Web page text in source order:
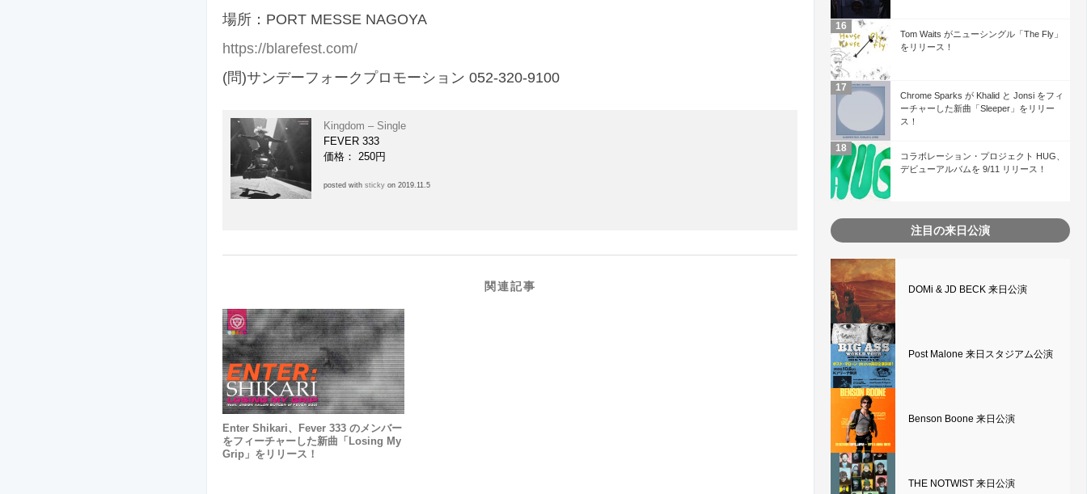
場所：PORT MESSE NAGOYA
https://blarefest.com/
(問)サンデーフォークプロモーション 052-320-9100
Kingdom – Single
FEVER 333
価格： 250円
posted withsticky on 2019.11.5
関連記事
Enter Shikari、Fever 333 のメンバー
をフィーチャーした新曲「Losing My
Grip」をリリース！
Tom Waits がニューシングル「The Fly」
をリリース！
Chrome Sparks が Khalid と Jonsi をフィ
ーチャーした新曲「Sleeper」をリリー
ス！
コラボレーション・プロジェクト HUG、
デビューアルバムを 9/11 リリース！
注目の来日公演
DOMi & JD BECK 来日公演
Post Malone 来日スタジアム公演
Benson Boone 来日公演
THE NOTWIST 来日公演